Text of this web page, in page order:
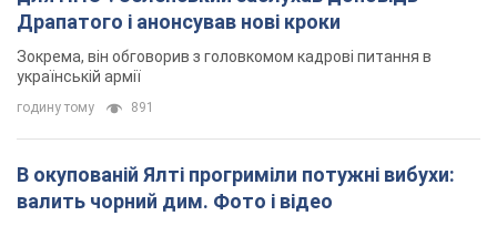
Драпатого і анонсував нові кроки
Зокрема, він обговорив з головкомом кадрові питання в
українській армії
годину тому 891
В окупованій Ялті прогриміли потужні вибухи:
валить чорний дим. Фото і відео